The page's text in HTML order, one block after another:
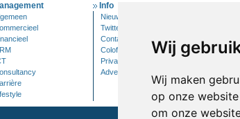
Wij
Wij maken
op onze
om onze
Info
Nieuwsbrief
Twitter
Contact
Colofon
Privacy
Adverteren